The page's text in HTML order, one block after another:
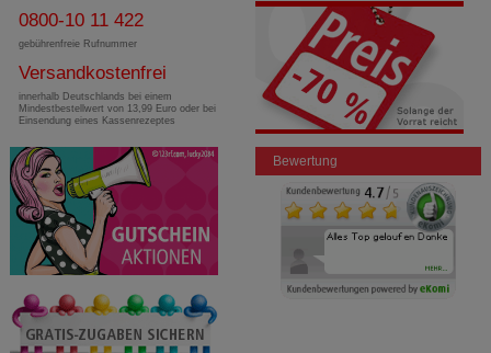
0800-10 11 422
gebührenfreie Rufnummer
Versandkostenfrei
innerhalb Deutschlands bei einem
Mindestbestellwert von 13,99 Euro oder bei
Einsendung eines Kassenrezeptes
Bewertung